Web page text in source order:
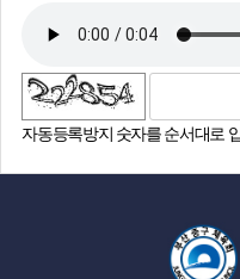
자동등록방지 숫자를 순서대로